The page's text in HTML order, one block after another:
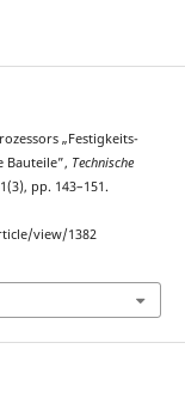
„Festigkeits-
Bauteile”, Technische
pp. 143–151.
view/1382